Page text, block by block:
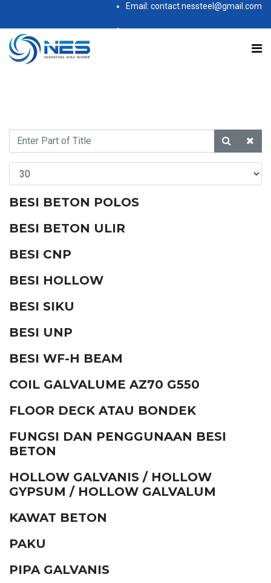
Email: contact.nessteel@gmail.com
BESI BETON POLOS
BESI BETON ULIR
BESI CNP
BESI HOLLOW
BESI SIKU
BESI UNP
BESI WF-H BEAM
COIL GALVALUME AZ70 G550
FLOOR DECK ATAU BONDEK
FUNGSI DAN PENGGUNAAN BESI
BETON
HOLLOW GALVANIS / HOLLOW
GYPSUM / HOLLOW GALVALUM
KAWAT BETON
PAKU
PIPA GALVANIS